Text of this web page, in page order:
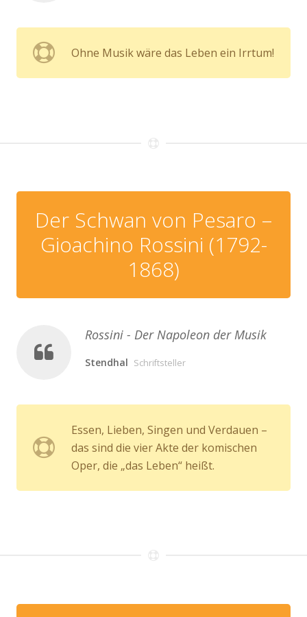
Ohne Musik wäre das Leben ein Irrtum!
Der Schwan von Pesaro –
Gioachino Rossini (1792-
1868)
Rossini - Der Napoleon der Musik
Stendhal Schriftsteller
Essen, Lieben, Singen und Verdauen –
das sind die vier Akte der komischen
Oper, die „das Leben“ heißt.